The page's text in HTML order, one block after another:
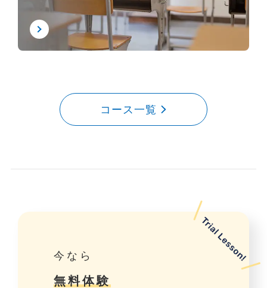
コース一覧
今なら
無料体験